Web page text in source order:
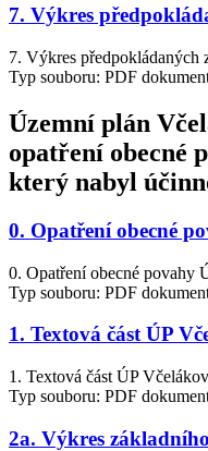
7. Výkres
7. Výkres předpokládaných
Typ souboru: PDF
Územní plán
opatření obecné
který nabyl
0. Opatření obecné
0. Opatření obecné povahy
Typ souboru: PDF
1. Textová část ÚP
1. Textová část ÚP
Typ souboru: PDF
2a. Výkres